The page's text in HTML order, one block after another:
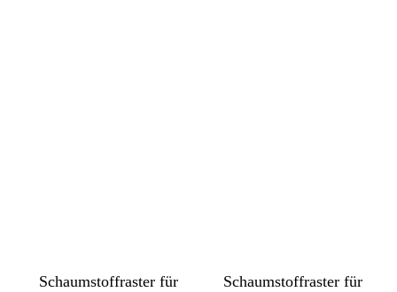
Schaumstoffraster für
Schaumstoffraster für